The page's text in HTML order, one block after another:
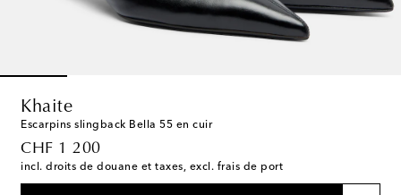
Khaite
Escarpins slingback Bella 55 en cuir
CHF 1 200
original price
incl. droits de douane et taxes, excl. frais de port